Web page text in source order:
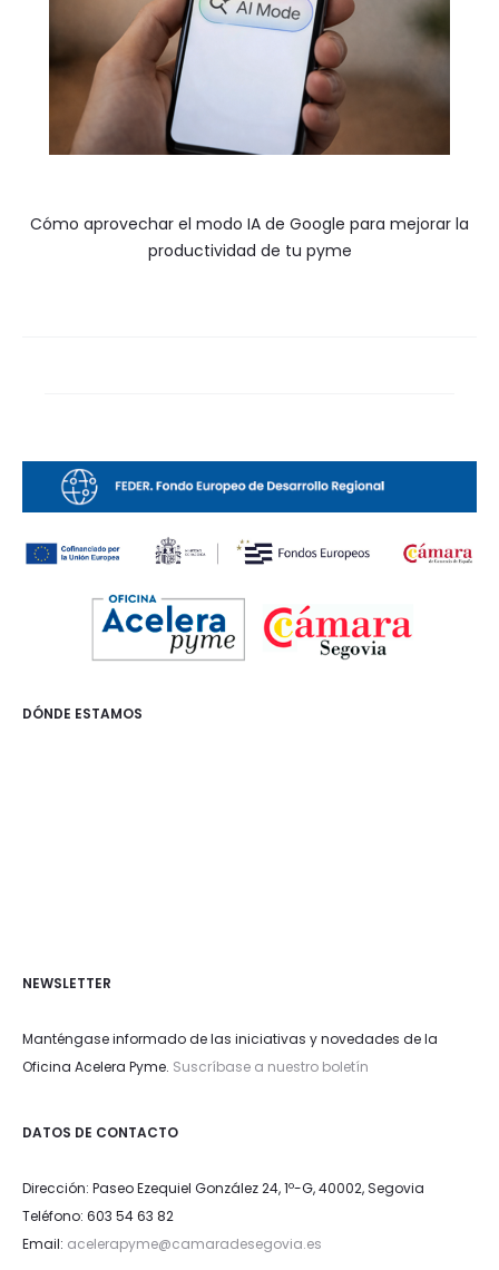
Cómo aprovechar el modo IA de Google para mejorar la
productividad de tu pyme
DÓNDE ESTAMOS
NEWSLETTER
Manténgase informado de las iniciativas y novedades de la
Oficina Acelera Pyme. Suscríbase a nuestro boletín
DATOS DE CONTACTO
Dirección: Paseo Ezequiel González 24, 1º-G, 40002, Segovia
Teléfono: 603 54 63 82
Email: acelerapyme@camaradesegovia.es